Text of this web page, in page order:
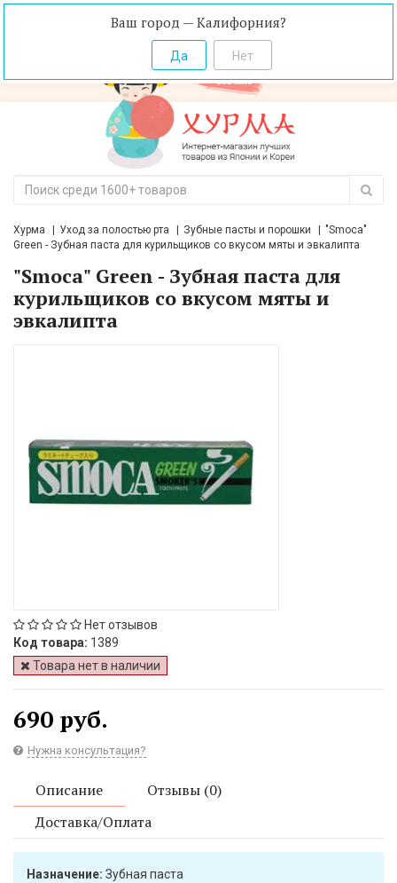
Ваш город — Калифорния?
Хурма Уход за полостью рта Зубные пасты и порошки
"Smoca"
Green - Зубная паста для курильщиков со вкусом мяты и эвкалипта
"Smoca" Green - Зубная паста для
курильщиков со вкусом мяты и
эвкалипта
Нет отзывов
Код товара: 1389
Товара нет в наличии
690 руб.
Нужна консультация?
Описание
Отзывы (0)
Доставка/Оплата
Назначение: Зубная паста